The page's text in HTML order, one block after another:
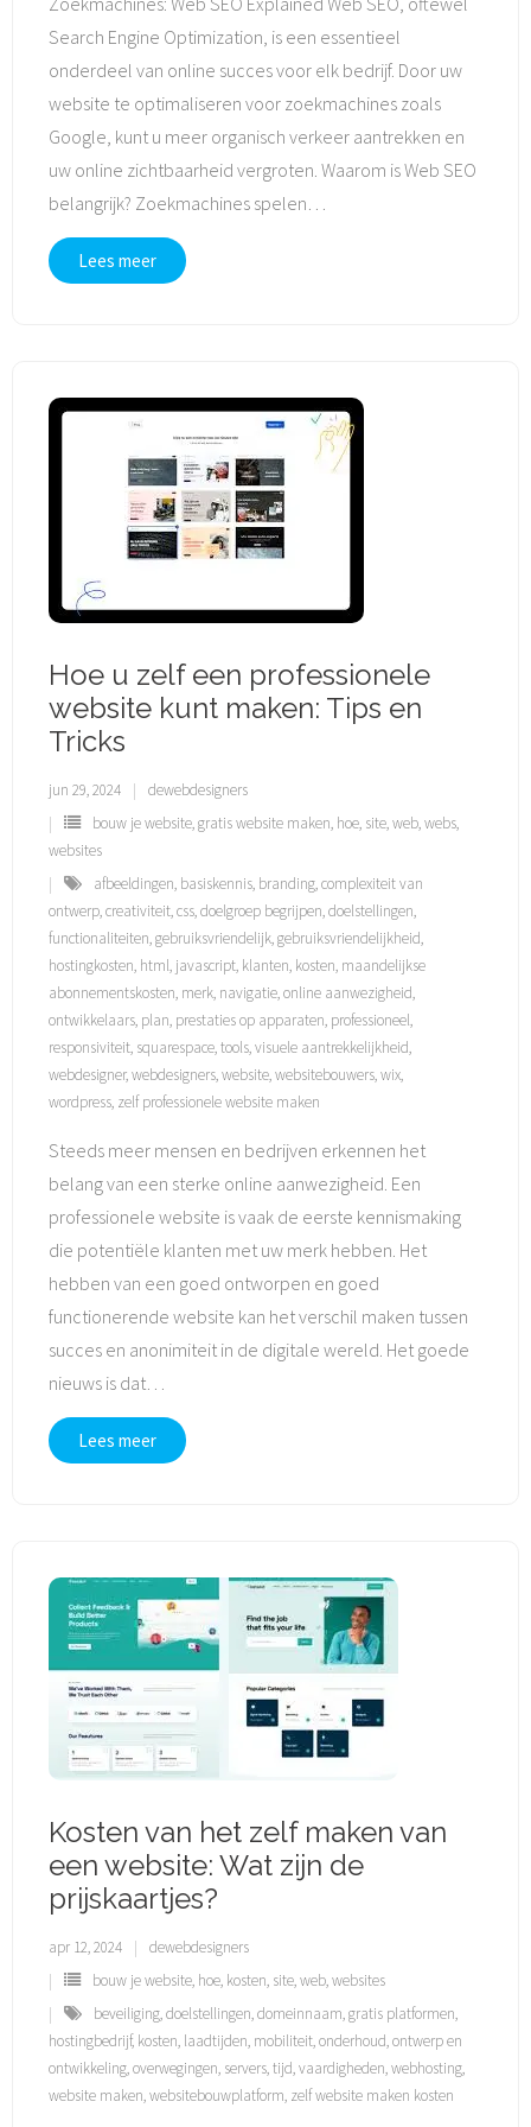
Search Engine Optimization, is een essentieel
onderdeel van online succes voor elk bedrijf. Door uw
website te optimaliseren voor zoekmachines zoals
Google, kunt u meer organisch verkeer aantrekken en
uw online zichtbaarheid vergroten. Waarom is Web SEO
belangrijk? Zoekmachines spelen
Lees meer
Hoe u zelf een professionele
website kunt maken: Tips en
Tricks
jun 29, 2024
dewebdesigners
bouw je website,gratis website maken, hoe, site,web,webs,
websites
afbeeldingen, basiskennis, branding,complexiteit van
ontwerp,creativiteit,css,doelgroep begrijpen,doelstellingen,
functionaliteiten,gebruiksvriendelijk,gebruiksvriendelijkheid,
hostingkosten, html, javascript, klanten, kosten, maandelijkse
abonnementskosten, merk, navigatie,online aanwezigheid,
ontwikkelaars, plan, prestaties op apparaten, professioneel,
responsiviteit, squarespace,tools,visuele aantrekkelijkheid,
webdesigner,webdesigners,website,websitebouwers,wix,
wordpress, zelf professionele website maken
Steeds meer mensen en bedrijven erkennen het
belang van een sterke online aanwezigheid. Een
professionele website is vaak de eerste kennismaking
die potentiële klanten met uw merk hebben. Het
hebben van een goed ontworpen en goed
functionerende website kan het verschil maken tussen
succes en anonimiteit in de digitale wereld. Het goede
nieuws is dat
Lees meer
Kosten van het zelf maken van
een website: Wat zijn de
prijskaartjes?
apr 12, 2024
dewebdesigners
bouw je website, hoe, kosten, site,web,websites
beveiliging,doelstellingen,domeinnaam,gratis platformen,
hostingbedrijf, kosten, laadtijden, mobiliteit,onderhoud,ontwerp en
ontwikkeling,overwegingen, servers,tijd,vaardigheden,webhosting,
website maken,websitebouwplatform, zelf website maken kosten